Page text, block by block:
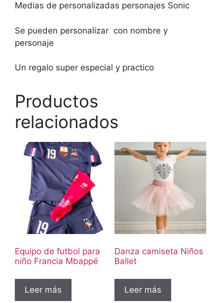
Medias de personalizadas personajes Sonic
Se pueden personalizar con nombre y
personaje
Un regalo super especial y practico
Productos
relacionados
Equipo de futbol para
niño Francia Mbappé
Leer más
Danza camiseta Niños
Ballet
Leer más